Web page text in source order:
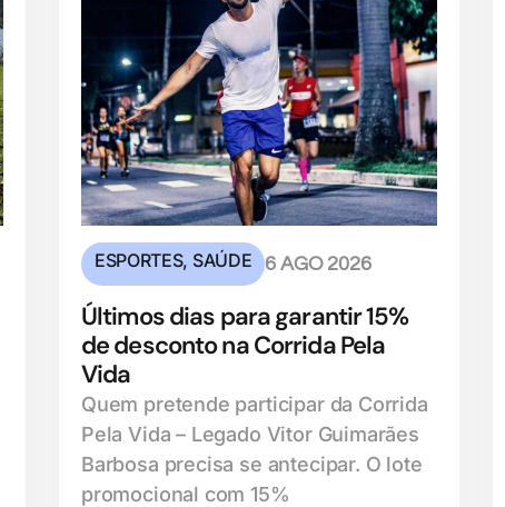
ESPORTES, SAÚDE 6 AGO 2026
Últimos dias para garantir 15%
de desconto na Corrida Pela
Vida
Quem pretende participar da Corrida
Pela Vida – Legado Vitor Guimarães
Barbosa precisa se antecipar. O lote
promocional com 15%